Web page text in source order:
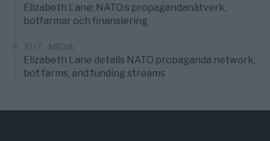
Elizabeth Lane: NATO:s propagandanätverk,
botfarmar och finansiering
31/7 MEDIA
Elizabeth Lane details NATO propaganda network,
bot farms, and funding streams